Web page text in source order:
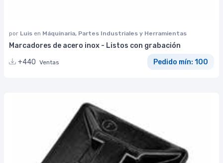
por Luis en Máquinaria, Partes Industriales y Herramientas
Marcadores de acero inox - Listos con grabación
+440 Ventas Pedido mín: 100